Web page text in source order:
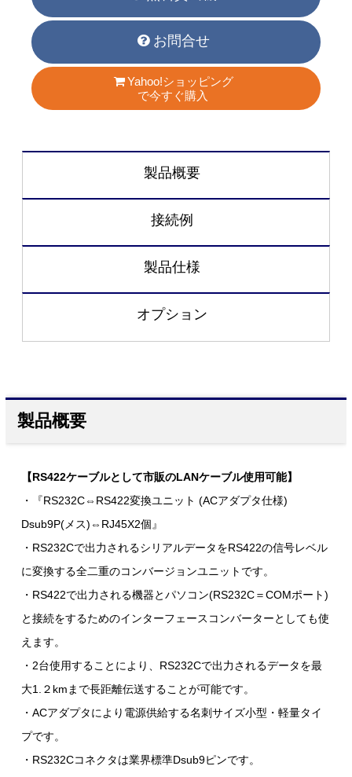
お問合せ
Yahoo!ショッピング
で今すぐ購入
製品概要
接続例
製品仕様
オプション
製品概要
【RS422ケーブルとして市販のLANケーブル使用可能】
・『RS232C⇔RS422変換ユニット (ACアダプタ仕様)
Dsub9P(メス)⇔RJ45X2個』
・RS232Cで出力されるシリアルデータをRS422の信号レベル
に変換する全二重のコンバージョンユニットです。
・RS422で出力される機器とパソコン(RS232C＝COMポート)
と接続をするためのインターフェースコンバーターとしても使
えます。
・2台使用することにより、RS232Cで出力されるデータを最
大1.２kmまで長距離伝送することが可能です。
・ACアダプタにより電源供給する名刺サイズ小型・軽量タイ
プです。
・RS232Cコネクタは業界標準Dsub9ピンです。